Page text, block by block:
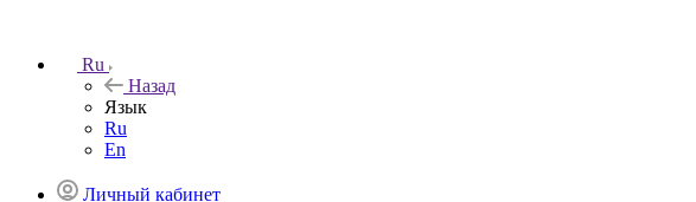
Ru
Назад
Язык
Ru
En
Личный кабинет